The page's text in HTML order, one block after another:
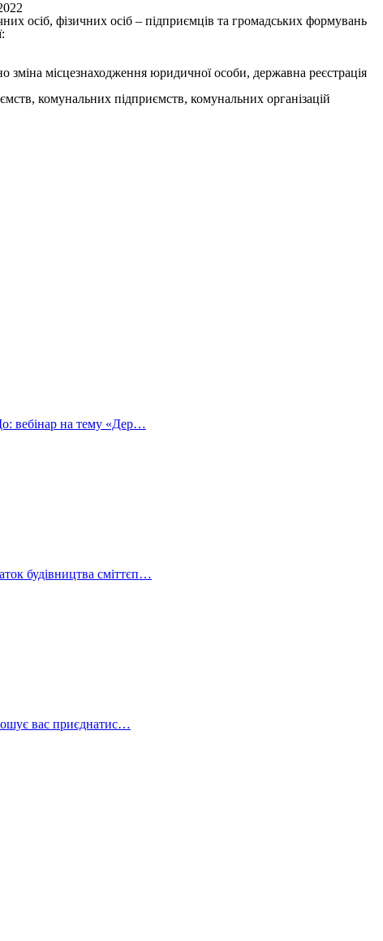
осіб, фізичних осіб – підприємців та громадських формувань
зміна місцезнаходження юридичної особи, державна реєстрація
комунальних підприємств, комунальних організацій
вебінар на тему «Дер…
будівництва сміттєп…
вас приєднатис…